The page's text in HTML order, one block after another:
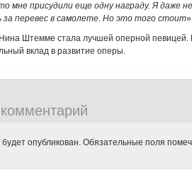
мне присудили еще одну награду. Я даже
перевес в самолете. Но это того стоит
Штемме стала лучшей оперной певицей.
вклад в развитие оперы.
опубликован. Обязательные поля